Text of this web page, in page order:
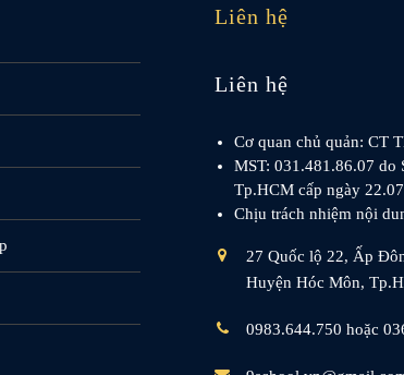
Liên hệ
Liên hệ
Cơ quan chủ quản: CT
MST: 031.481.86.07 do
Tp.HCM cấp ngày
Chịu trách nhiệm nội
27 Quốc lộ 22, Ấp
Huyện Hóc Môn,
0983.644.750 hoặc